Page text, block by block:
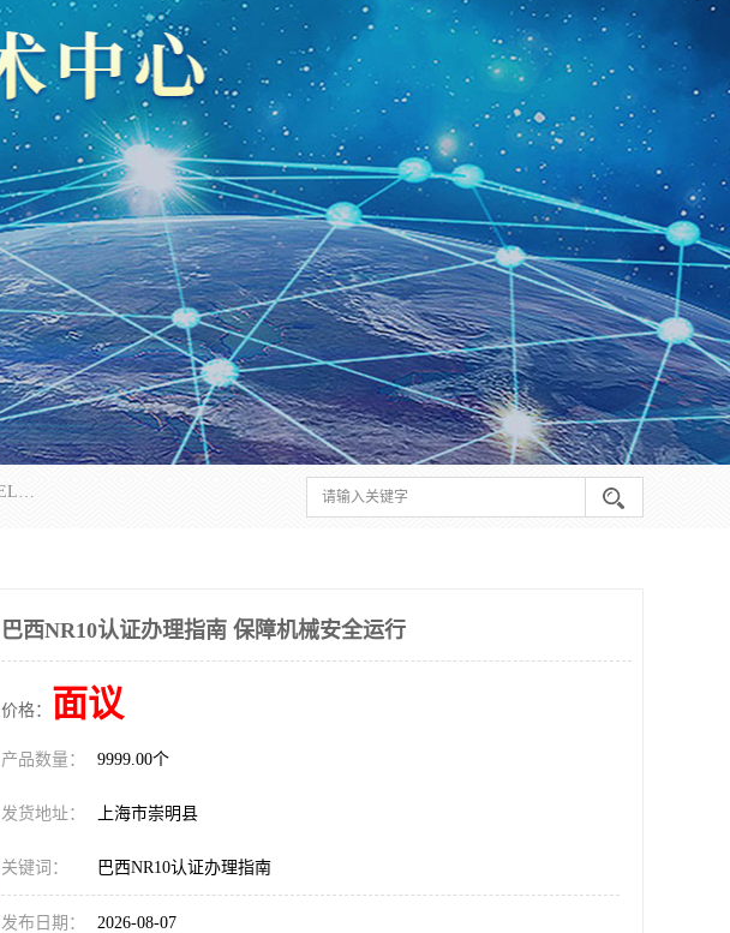
*是一家的测试、评估、检查与认机构，主要从事巴西NR10认证、NR12认证、NR13认证；ANATEL认证、INMTRO认证，欧盟CE认证：MD认证，PED认证，MID认证，ATEX认证，德国蓝色天使认证。
巴西NR10认证办理指南 保障机械安全运行
价格： 面议
产品数量： 9999.00个
发货地址： 上海市崇明县
关键词： 巴西NR10认证办理指南
发布日期： 2026-08-07